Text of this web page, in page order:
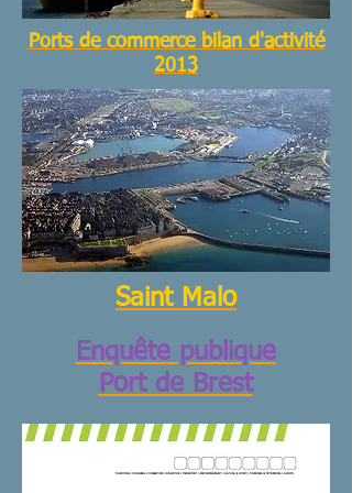
Ports de commerce bilan d'activité
2013
Saint Malo
Enquête publique
Port de Brest